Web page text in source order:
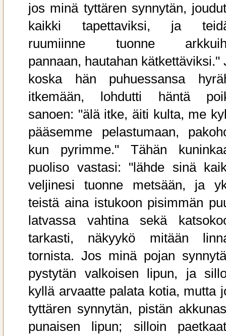
jos minä tyttären synnytän,
kaikki tapettaviksi, ja
ruumiinne tuonne
pannaan, hautahan kätkettäviksi."
koska hän puhuessansa
itkemään, lohdutti häntä
sanoen: "älä itke, äiti kulta, me
pääsemme pelastumaan,
kun pyrimme." Tähän
puoliso vastasi: "lähde sinä
veljinesi tuonne metsään, ja
teistä aina istukoon pisimmän
latvassa vahtina sekä
tarkasti, näkyykö mitään
tornista. Jos minä pojan
pystytän valkoisen lipun, ja
kyllä arvaatte palata kotia, mutta
tyttären synnytän, pistän
punaisen lipun; silloin